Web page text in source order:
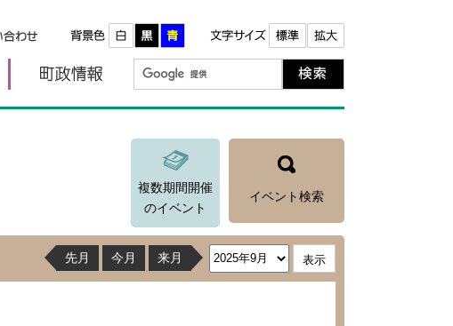
観光情報 町政情報
複数期間開催
のイベント
イベント検索
先月 今月 来月